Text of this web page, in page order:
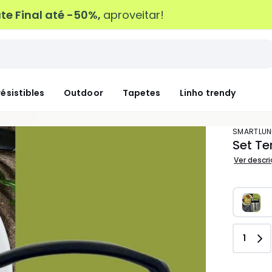
Final até -50%, aproveitar!
Outdoor Tapetes Linho trendy
Set
Ver
1